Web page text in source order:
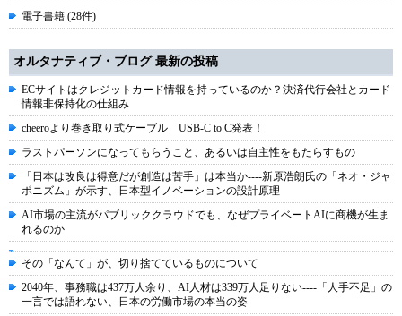
電子書籍 (28件)
オルタナティブ・ブログ 最新の投稿
ECサイトはクレジットカード情報を持っているのか？決済代行会社とカード
情報非保持化の仕組み
cheeroより巻き取り式ケーブル USB-C to C発表！
ラストパーソンになってもらうこと、あるいは自主性をもたらすもの
「日本は改良は得意だが創造は苦手」は本当か----新原浩朗氏の「ネオ・ジャ
ポニズム」が示す、日本型イノベーションの設計原理
AI市場の主流がパブリッククラウドでも、なぜプライベートAIに商機が生ま
れるのか
その「なんて」が、切り捨てているものについて
2040年、事務職は437万人余り、AI人材は339万人足りない----「人手不足」の
一言では語れない、日本の労働市場の本当の姿